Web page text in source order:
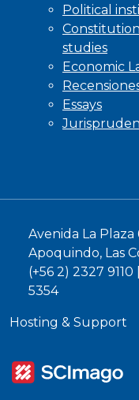
Political
studies
Economic
Essays
Avenida La Plaza
Apoquindo, Las
(+56 2) 2327 9110 |
5354
Hosting & Support